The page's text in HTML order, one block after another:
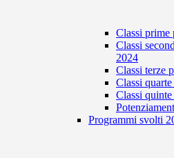
Classi prime
Classi
2024
Classi terze
Classi
Classi
Programmi svolti